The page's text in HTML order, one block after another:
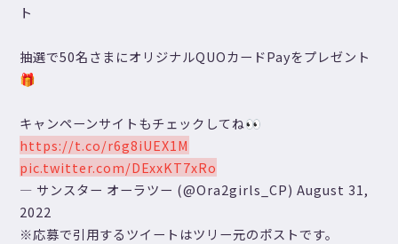
ト
抽選で50名さまにオリジナルQUOカードPayをプレゼント
🎁
キャンペーンサイトもチェックしてね👀
https://t.co/r6g8iUEX1M
pic.twitter.com/DExxKT7xRo
— サンスター オーラツー (@Ora2girls_CP)August 31,
2022
※応募で引用するツイートはツリー元のポストです。